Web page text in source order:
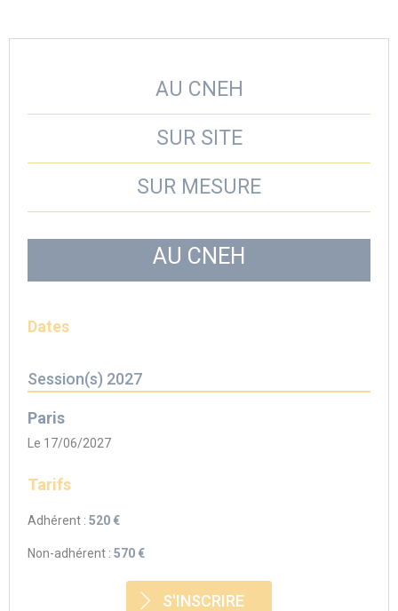
AU CNEH
SUR SITE
SUR MESURE
AU CNEH
Dates
Session(s) 2027
Paris
Le 17/06/2027
Tarifs
Adhérent : 520 €
Non-adhérent : 570 €
S'INSCRIRE